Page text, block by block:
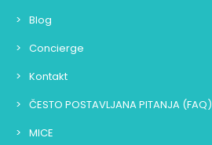
Blog
Concierge
Kontakt
ČESTO POSTAVLJANA PITANJA (FAQ)
MICE